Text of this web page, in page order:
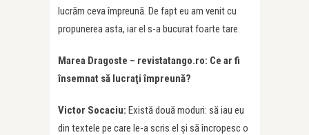
lucrăm ceva împreună. De fapt eu am venit cu
propunerea asta, iar el s-a bucurat foarte tare.
Marea Dragoste – revistatango.ro: Ce ar fi
însemnat să lucraţi împreună?
Victor Socaciu: Există două moduri: să iau eu
din textele pe care le-a scris el şi să încropesc o